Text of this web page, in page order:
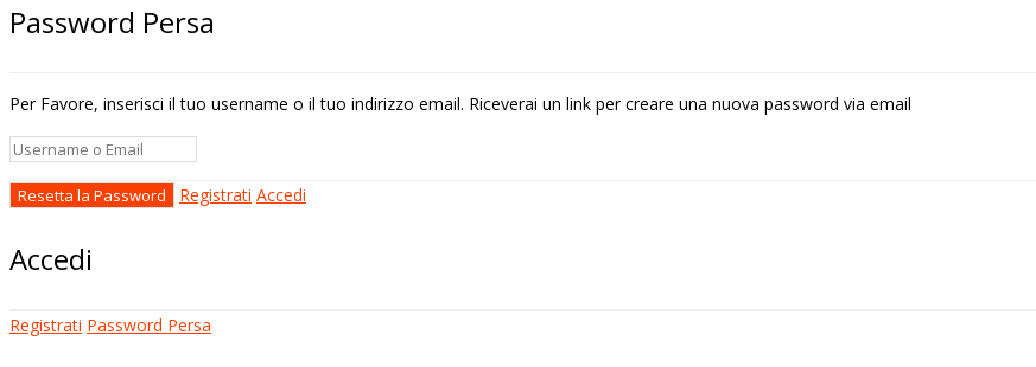
Password Persa
Per Favore, inserisci il tuo username o il tuo indirizzo email. Riceverai un link per creare una nuova password via email
Registrati Accedi
Accedi
Registrati Password Persa